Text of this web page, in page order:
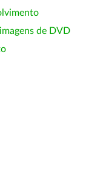
de DVD